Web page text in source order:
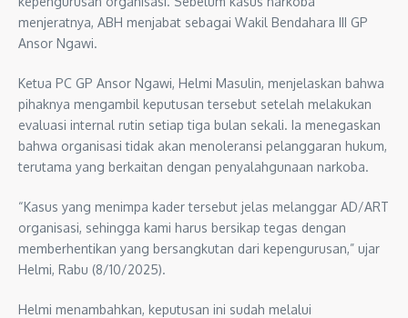
menjeratnya, ABH menjabat sebagai Wakil Bendahara III GP
Ansor Ngawi.
Ketua PC GP Ansor Ngawi, Helmi Masulin, menjelaskan bahwa
pihaknya mengambil keputusan tersebut setelah melakukan
evaluasi internal rutin setiap tiga bulan sekali. Ia menegaskan
bahwa organisasi tidak akan menoleransi pelanggaran hukum,
terutama yang berkaitan dengan penyalahgunaan narkoba.
“Kasus yang menimpa kader tersebut jelas melanggar AD/ART
organisasi, sehingga kami harus bersikap tegas dengan
memberhentikan yang bersangkutan dari kepengurusan,” ujar
Helmi, Rabu (8/10/2025).
Helmi menambahkan, keputusan ini sudah melalui